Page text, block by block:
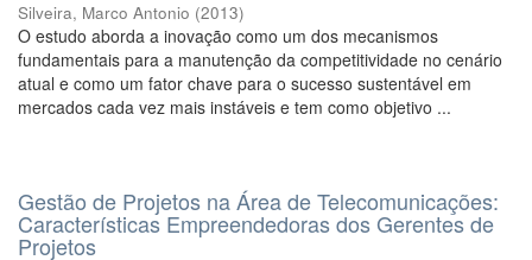
Silveira, Marco Antonio (2013)
O estudo aborda a inovação como um dos mecanismos
fundamentais para a manutenção da competitividade no cenário
atual e como um fator chave para o sucesso sustentável em
mercados cada vez mais instáveis e tem como objetivo ...
Gestão de Projetos na Área de Telecomunicações:
Características Empreendedoras dos Gerentes de
Projetos